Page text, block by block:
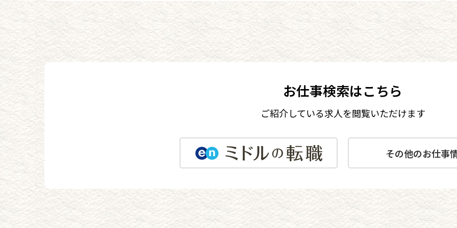
お仕事検索はこちら
ご紹介している求人を閲覧いただけます
その他のお仕事